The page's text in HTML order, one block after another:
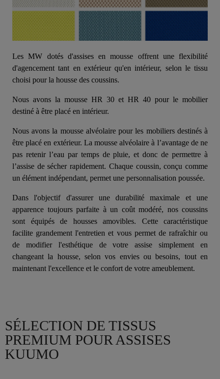
Les MW dotés d'assises en mousse offrent une flexibilité
d'agencement tant en extérieur qu'en intérieur, selon le tissu
choisi pour la housse des coussins.
Nous avons la mousse HR 30 et HR 40 pour le mobilier
destiné à être placé en intérieur.
Nous avons la mousse alvéolaire pour les mobiliers destinés à
être placé en extérieur. La mousse alvéolaire à l’avantage de ne
pas retenir l’eau par temps de pluie, et donc de permettre à
l’assise de sécher rapidement. Chaque coussin, conçu comme
un élément indépendant, permet une personnalisation poussée.
Dans l'objectif d'assurer une durabilité maximale et une
apparence toujours parfaite à un coût modéré, nos coussins
sont équipés de housses amovibles. Cette caractéristique
facilite grandement l'entretien et vous permet de rafraîchir ou
de modifier l'esthétique de votre assise simplement en
changeant la housse, selon vos envies ou besoins, tout en
maintenant l'excellence et le confort de votre ameublement.
SÉLECTION DE TISSUS
PREMIUM POUR ASSISES
KUUMO